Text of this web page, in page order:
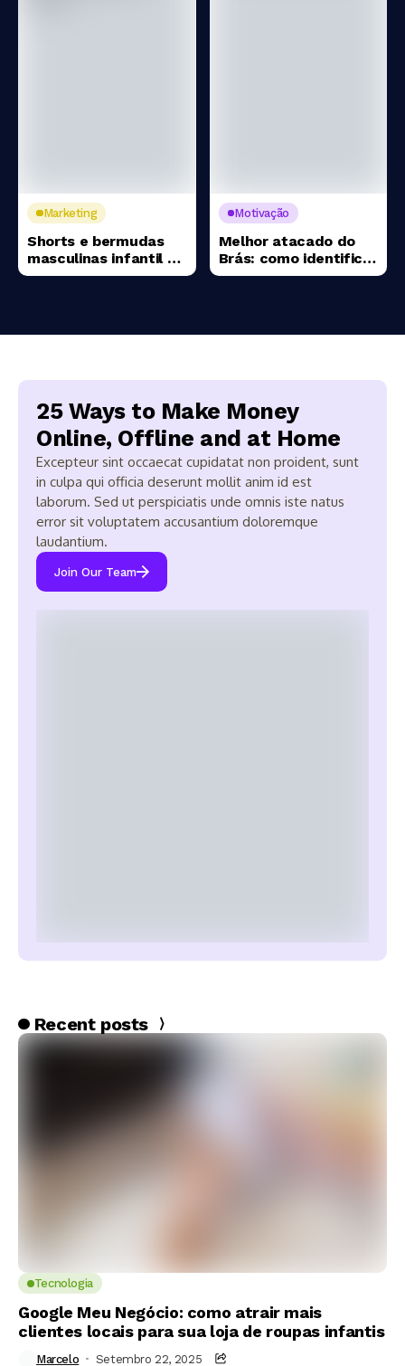
Marketing
Shorts e bermudas
masculinas infantil no
atacado: estratégias
Motivação
Melhor atacado do
Brás: como identificar
fornecedores
25 Ways to Make Money
Online, Offline and at Home
Excepteur sint occaecat cupidatat non proident, sunt
in culpa qui officia deserunt mollit anim id est
laborum. Sed ut perspiciatis unde omnis iste natus
error sit voluptatem accusantium doloremque
laudantium.
Join Our Team
Recent posts
Tecnologia
Google Meu Negócio: como atrair mais
clientes locais para sua loja de roupas infantis
Marcelo Setembro 22, 2025